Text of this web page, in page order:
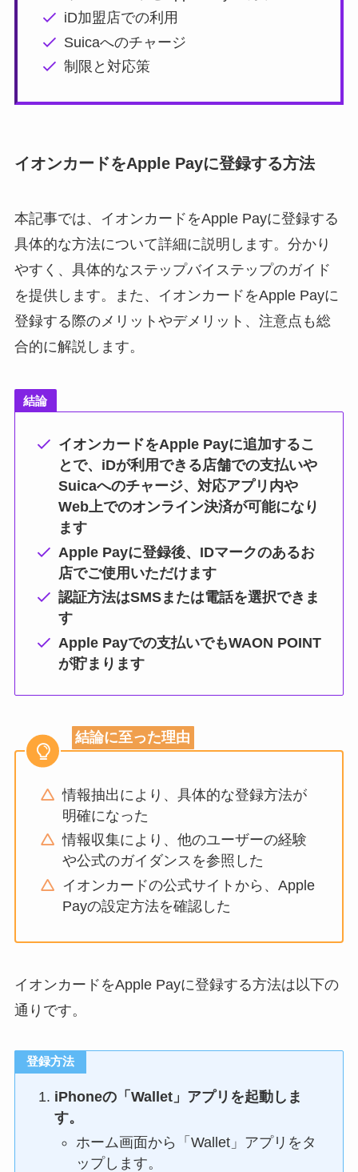
iD加盟店での利用
Suicaへのチャージ
制限と対応策
イオンカードをApple Payに登録する方法
本記事では、イオンカードをApple Payに登録する
具体的な方法について詳細に説明します。分かり
やすく、具体的なステップバイステップのガイド
を提供します。また、イオンカードをApple Payに
登録する際のメリットやデメリット、注意点も総
合的に解説します。
結論
イオンカードをApple Payに追加するこ
とで、iDが利用できる店舗での支払いや
Suicaへのチャージ、対応アプリ内や
Web上でのオンライン決済が可能になり
ます
Apple Payに登録後、IDマークのあるお
店でご使用いただけます
認証方法はSMSまたは電話を選択できま
す
Apple Payでの支払いでもWAON POINT
が貯まります
結論に至った理由
情報抽出により、具体的な登録方法が
明確になった
情報収集により、他のユーザーの経験
や公式のガイダンスを参照した
イオンカードの公式サイトから、Apple
Payの設定方法を確認した
イオンカードをApple Payに登録する方法は以下の
通りです。
登録方法
iPhoneの「Wallet」アプリを起動しま
す。
ホーム画面から「Wallet」アプリをタ
ップします。